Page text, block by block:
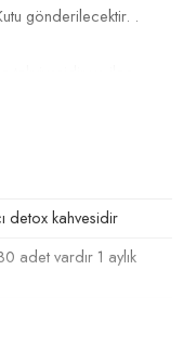
gönderilecektir. .
veya herhangi bir
önce lütfen bizlere
detox kahvesidir
adet vardır 1 aylık